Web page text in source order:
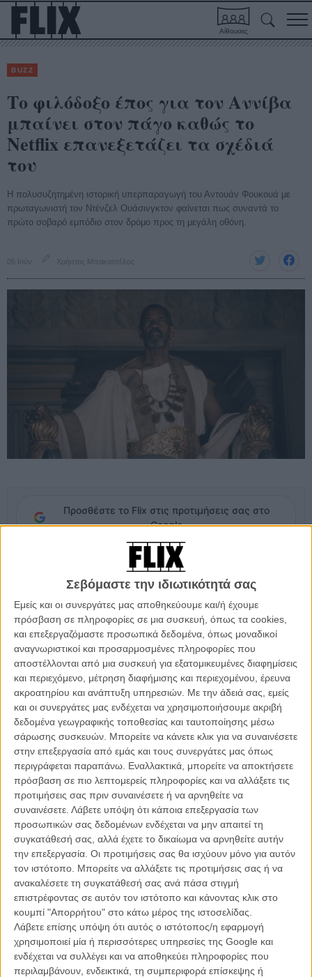
Σεβόμαστε την ιδιωτικότητά σας
Εμείς και οι συνεργάτες μας αποθηκεύουμε και/ή έχουμε
πρόσβαση σε πληροφορίες σε μια συσκευή, όπως τα cookies,
και επεξεργαζόμαστε προσωπικά δεδομένα, όπως μοναδικοί
αναγνωριστικοί και προσαρμοσμένες πληροφορίες που
αποστέλλονται από μια συσκευή για εξατομικευμένες διαφημίσεις
και περιεχόμενο, μέτρηση διαφήμισης και περιεχομένου, έρευνα
ακροατηρίου και ανάπτυξη υπηρεσιών. Με την άδειά σας, εμείς
και οι συνεργάτες μας ενδέχεται να χρησιμοποιήσουμε ακριβή
δεδομένα γεωγραφικής τοποθεσίας και ταυτοποίησης μέσω
σάρωσης συσκευών. Μπορείτε να κάνετε κλικ για να συναινέσετε
στην επεξεργασία από εμάς και τους συνεργάτες μας όπως
περιγράφεται παραπάνω. Εναλλακτικά, μπορείτε να αποκτήσετε
πρόσβαση σε πιο λεπτομερείς πληροφορίες και να αλλάξετε τις
προτιμήσεις σας πριν συναινέσετε ή να αρνηθείτε να
συναινέσετε. Λάβετε υπόψη ότι κάποια επεξεργασία των
προσωπικών σας δεδομένων ενδέχεται να μην απαιτεί τη
συγκατάθεσή σας, αλλά έχετε το δικαίωμα να αρνηθείτε αυτήν
την επεξεργασία. Οι προτιμήσεις σας θα ισχύουν μόνο για αυτόν
τον ιστότοπο. Μπορείτε να αλλάξετε τις προτιμήσεις σας ή να
ανακαλέσετε τη συγκατάθεσή σας ανά πάσα στιγμή
επιστρέφοντας σε αυτόν τον ιστότοπο και κάνοντας κλικ στο
κουμπί "Απορρήτου" στο κάτω μέρος της ιστοσελίδας.
Λάβετε επίσης υπόψη ότι αυτός ο ιστότοπος/η εφαρμογή
χρησιμοποιεί μία ή περισσότερες υπηρεσίες της Google και
ενδέχεται να συλλέγει και να αποθηκεύει πληροφορίες που
περιλαμβάνουν, ενδεικτικά, τη συμπεριφορά επίσκεψης ή
Αίθουσες
BUZZ
Το φιλόδοξο έπος για τον Αννίβα
μπαίνει στον πάγο καθώς το
Netflix επανεξετάζει τα σχέδιά
του
Η πολυσυζητημένη ιστορική υπερπαραγωγή του Αντουάν Φουκουά με
πρωταγωνιστή τον Ντένζελ Ουάσινγκτον φαίνεται πως συναντά το
πρώτο σοβαρό εμπόδιο στον δρόμο προς τη μεγάλη οθόνη.
05 Ιούν Χρήστος Μπακατσέλος
Προσθέστε το Flix στις προτιμήσεις σας στο
Google
Η προοπτική μιας μεγάλης κινηματογραφικής αναπαράστασης της
ζωής του θρυλικού Καρχηδόνιου στρατηγού Αννίβα είχε προκαλέσει
ανακοίνωση ότι τον κεντρικό ρόλο θα αναλάμβανε ο Ντένζελ
Ουάσινγκτον υπό τη σκηνοθετική καθοδήγηση του Αντουάν
Φουκουά.
Ωστόσο, το φιλόδοξο εγχείρημα φαίνεται πως αντιμετωπίζει
απρόσμενες δυσκολίες, καθώς το Netflix αποφάσισε να παγώσει
προσωρινά την προπαραγωγή της ταινίας, η οποία προοριζόταν να
ξεκινήσει γυρίσματα μέσα στο καλοκαίρι στην Ιταλία. Παρά το
γεγονός ότι μέχρι πρόσφατα όλα έδειχναν να προχωρούν κανονικά,
οι πληροφορίες θέλουν την πλατφόρμα να προβληματίζεται έντονα
για το συνολικό κόστος της παραγωγής, το οποίο φημολογείται ότι
ξεπερνά τα 200 εκατομμύρια δολάρια.
Η εξέλιξη προκαλεί εντύπωση, καθώς μόλις πριν από λίγες
εβδομάδες οι υπεύθυνοι του πρότζεκτ πραγματοποιούσαν επαφές
με ηθοποιούς για τη συμπλήρωση του καστ, ενώ ο ίδιος ο Φουκουά
βρισκόταν στην Ιταλία αναζητώντας κατάλληλες τοποθεσίες για τα
γυρίσματα. Η ταινία θα αποτελούσε την έκτη συνεργασία του
σκηνοθέτη με τον Ουάσινγκτον και φιλοδοξούσε να αφηγηθεί τις
καθοριστικές στρατιωτικές εκστρατείες του Αννίβα εναντίον της
Ρώμης κατά τη διάρκεια του Β΄ Καρχηδονιακού Πολέμου, μιας από
τις πιο συναρπαστικές περιόδους της αρχαίας ιστορίας. Δεν είναι
λίγοι εκείνοι που θεωρούν ότι το θέμα είχε όλες τις προϋποθέσεις
για να εξελιχθεί σε μία από τις μεγαλύτερες κινηματογραφικές
παραγωγές των επόμενων ετών.